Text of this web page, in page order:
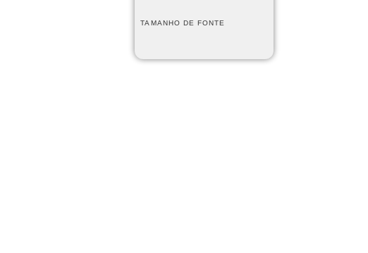
TAMANHO DE FONTE